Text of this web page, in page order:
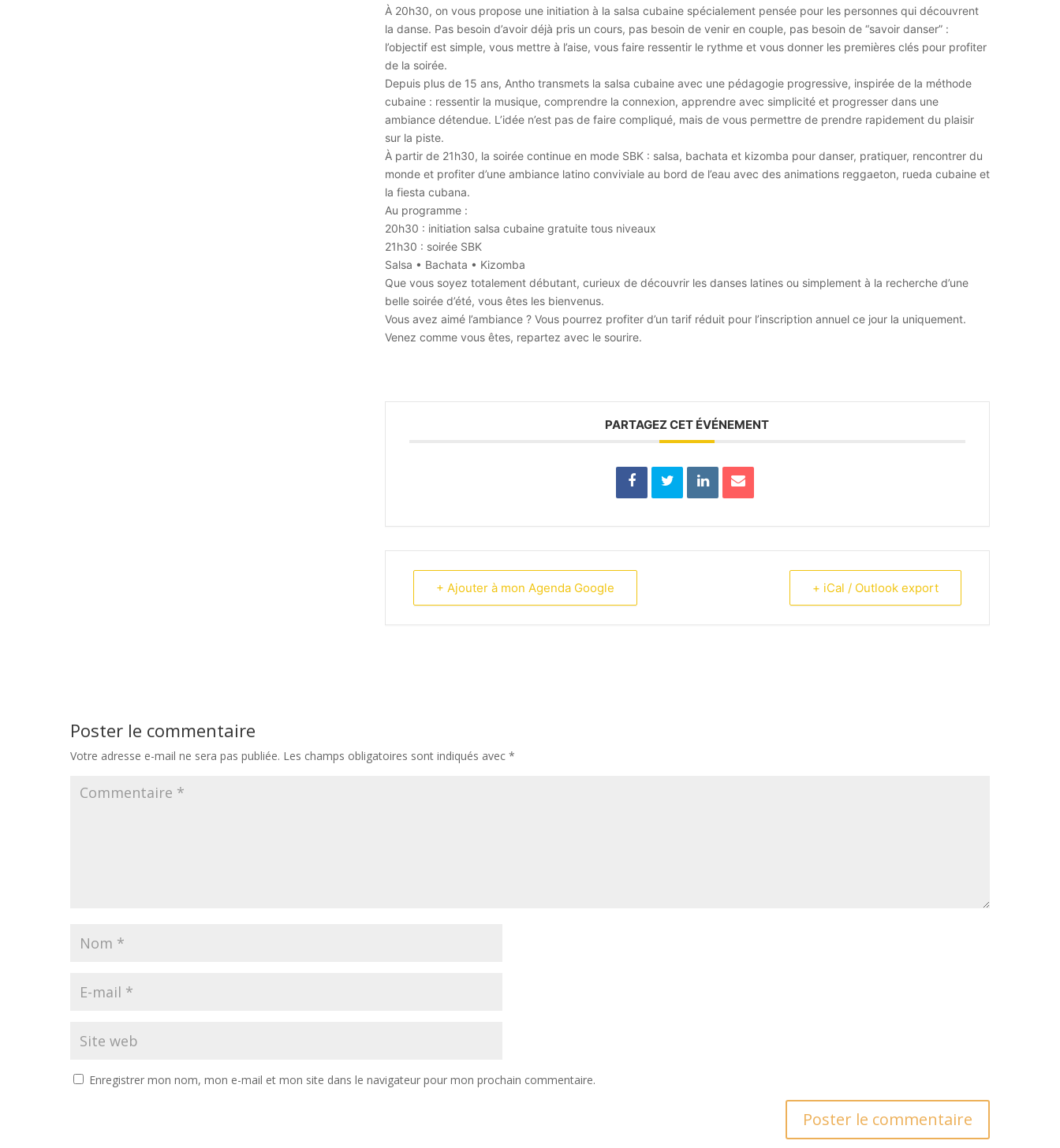
À 20h30, on vous propose une initiation à la salsa cubaine spécialement pensée pour les personnes qui découvrent
la danse. Pas besoin d’avoir déjà pris un cours, pas besoin de venir en couple, pas besoin de “savoir danser” :
l’objectif est simple, vous mettre à l’aise, vous faire ressentir le rythme et vous donner les premières clés pour profiter
de la soirée.
Depuis plus de 15 ans, Antho transmets la salsa cubaine avec une pédagogie progressive, inspirée de la méthode
cubaine : ressentir la musique, comprendre la connexion, apprendre avec simplicité et progresser dans une
ambiance détendue. L’idée n’est pas de faire compliqué, mais de vous permettre de prendre rapidement du plaisir
sur la piste.
À partir de 21h30, la soirée continue en mode SBK : salsa, bachata et kizomba pour danser, pratiquer, rencontrer du
monde et profiter d’une ambiance latino conviviale au bord de l’eau avec des animations reggaeton, rueda cubaine et
la fiesta cubana.
Au programme :
20h30 : initiation salsa cubaine gratuite tous niveaux
21h30 : soirée SBK
Salsa • Bachata • Kizomba
Que vous soyez totalement débutant, curieux de découvrir les danses latines ou simplement à la recherche d’une
belle soirée d’été, vous êtes les bienvenus.
Vous avez aimé l’ambiance ? Vous pourrez profiter d’un tarif réduit pour l’inscription annuel ce jour la uniquement.
Venez comme vous êtes, repartez avec le sourire.
PARTAGEZ CET ÉVÉNEMENT
+ Ajouter à mon Agenda Google + iCal / Outlook export
Poster le commentaire
Votre adresse e-mail ne sera pas publiée. Les champs obligatoires sont indiqués avec *
Enregistrer mon nom, mon e-mail et mon site dans le navigateur pour mon prochain commentaire.